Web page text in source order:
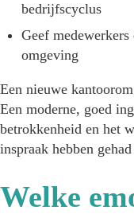
bedrijfscyclus
Geef
omgeving
Een nieuwe
Een moderne, goed
betrokkenheid en het
inspraak hebben
Welke